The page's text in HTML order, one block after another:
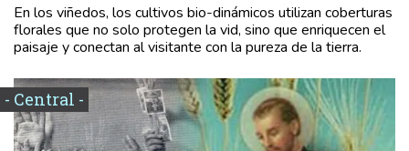
En los viñedos, los cultivos bio-dinámicos utilizan coberturas
florales que no solo protegen la vid, sino que enriquecen el
paisaje y conectan al visitante con la pureza de la tierra.
- Central -